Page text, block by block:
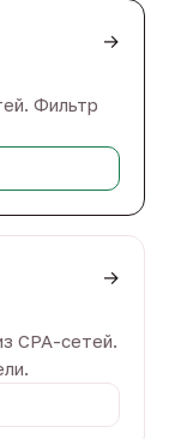
→
Фильтр
→
CPA-сетей.